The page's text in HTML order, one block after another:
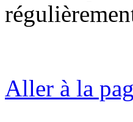
Aller à la